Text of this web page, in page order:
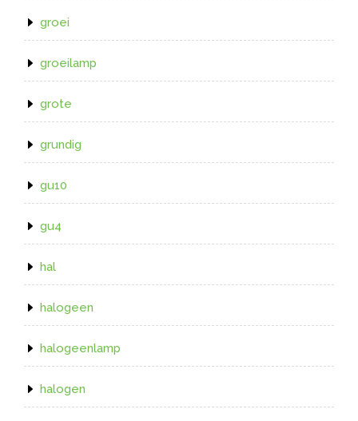
groei
groeilamp
grote
grundig
gu10
gu4
hal
halogeen
halogeenlamp
halogen